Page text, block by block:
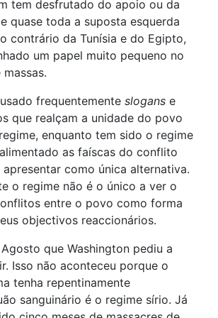
tem desfrutado do apoio ou da
quase toda a suposta esquerda
contrário da Tunísia e do Egipto,
um papel muito pequeno no
frequentemente slogans e
que realçam a unidade do povo
enquanto tem sido o regime
as faíscas do conflito
como única alternativa.
o regime não é o único a ver o
entre o povo como forma
objectivos reaccionários.
que Washington pediu a
Isso não aconteceu porque o
tenha repentinamente
sanguinário é o regime sírio. Já